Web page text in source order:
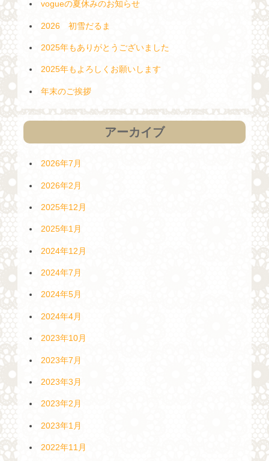
vogueの夏休みのお知らせ
2026 初雪だるま
2025年もありがとうございました
2025年もよろしくお願いします
年末のご挨拶
アーカイブ
2026年7月
2026年2月
2025年12月
2025年1月
2024年12月
2024年7月
2024年5月
2024年4月
2023年10月
2023年7月
2023年3月
2023年2月
2023年1月
2022年11月